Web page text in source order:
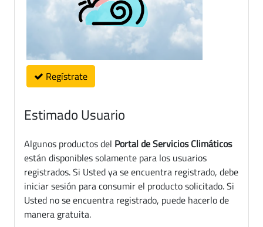
Regístrate
Estimado Usuario
Algunos productos del Portal de Servicios Climáticos
están disponibles solamente para los usuarios
registrados. Si Usted ya se encuentra registrado, debe
iniciar sesión para consumir el producto solicitado. Si
Usted no se encuentra registrado, puede hacerlo de
manera gratuita.